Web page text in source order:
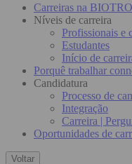
Carreiras na
Níveis de carreira
Profissionais e
Estudantes
Início de
Porquê trabalhar
Candidatura
Processo de
Integração
Carreira |
Oportunidades de
Voltar